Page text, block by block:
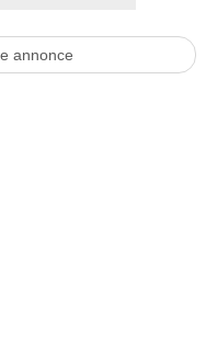
annonce